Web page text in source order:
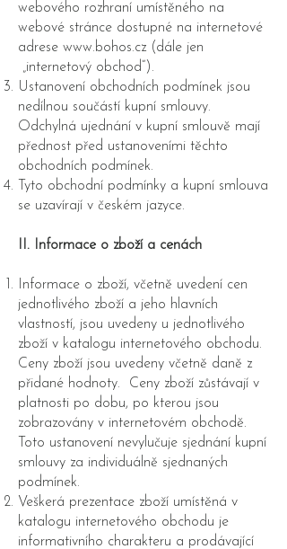
webového rozhraní umístěného na
webové stránce dostupné na internetové
adrese www.bohos.cz (dále jen
„internetový obchod“).
Ustanovení obchodních podmínek jsou
nedílnou součástí kupní smlouvy.
Odchylná ujednání v kupní smlouvě mají
přednost před ustanoveními těchto
obchodních podmínek.
Tyto obchodní podmínky a kupní smlouva
se uzavírají v českém jazyce.
II. Informace o zboží a cenách
Informace o zboží, včetně uvedení cen
jednotlivého zboží a jeho hlavních
vlastností, jsou uvedeny u jednotlivého
zboží v katalogu internetového obchodu.
Ceny zboží jsou uvedeny včetně daně z
přidané hodnoty. Ceny zboží zůstávají v
platnosti po dobu, po kterou jsou
zobrazovány v internetovém obchodě.
Toto ustanovení nevylučuje sjednání kupní
smlouvy za individuálně sjednaných
podmínek.
Veškerá prezentace zboží umístěná v
katalogu internetového obchodu je
informativního charakteru a prodávající